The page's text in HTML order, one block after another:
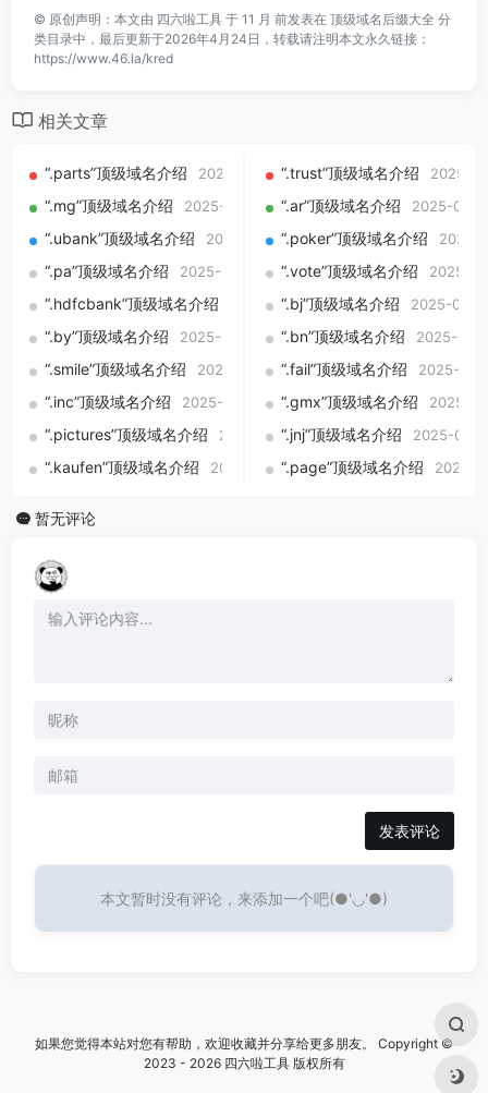
© 原创声明：本文由 四六啦工具 于 11 月 前发表在 顶级域名后缀大全 分
类目录中，最后更新于2026年4月24日，转载请注明本文永久链接：
https://www.46.la/kred
相关文章
“.parts”顶级域名介绍 2025-09-01 “.trust”顶级域名介绍 2025-
“.mg”顶级域名介绍 2025-09-01 “.ar”顶级域名介绍 2025-09-
“.ubank”顶级域名介绍 2025-09-01“.poker”顶级域名介绍 2025-
“.pa”顶级域名介绍 2025-09-01 “.vote”顶级域名介绍 2025-
“.hdfcbank”顶级域名介绍 2025-09-01“.bj”顶级域名介绍 2025-09-
“.by”顶级域名介绍 2025-09-01 “.bn”顶级域名介绍 2025-09-
“.smile”顶级域名介绍 2025-09-01 “.fail”顶级域名介绍 2025-09-
“.inc”顶级域名介绍 2025-09-01 “.gmx”顶级域名介绍 2025-
“.pictures”顶级域名介绍 2025-09-01“.jnj”顶级域名介绍 2025-09-
“.kaufen”顶级域名介绍 2025-09-01“.page”顶级域名介绍 2025-
暂无评论
发表评论
本文暂时没有评论，来添加一个吧(●'◡'●)
如果您觉得本站对您有帮助，欢迎收藏并分享给更多朋友。 Copyright ©
2023 - 2026 四六啦工具 版权所有